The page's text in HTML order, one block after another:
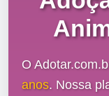
O
anos. Nossa